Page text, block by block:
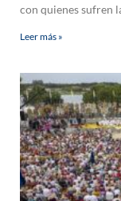
con quienes sufren
Leer más »